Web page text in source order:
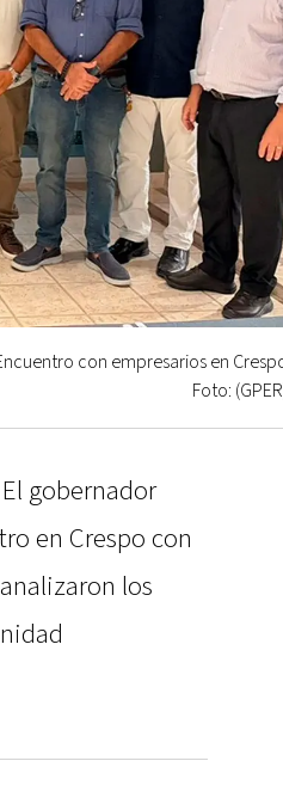
con empresarios en
Foto:
El gobernador
en Crespo con
los